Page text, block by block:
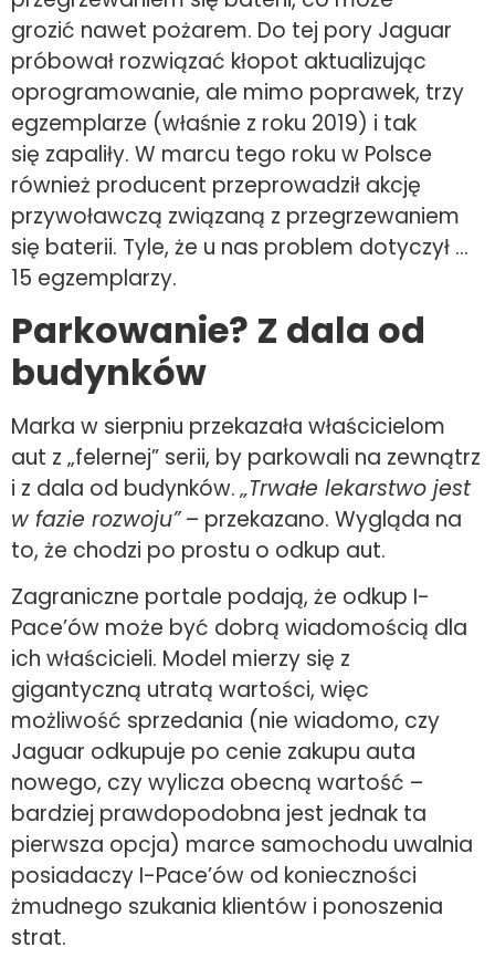
grozić nawet pożarem. Do tej pory Jaguar
próbował rozwiązać kłopot aktualizując
oprogramowanie, ale mimo poprawek, trzy
egzemplarze (właśnie z roku 2019) i tak
się zapaliły. W marcu tego roku w Polsce
również producent przeprowadził akcję
przywoławczą związaną z przegrzewaniem
się baterii. Tyle, że u nas problem dotyczył …
15 egzemplarzy.
Parkowanie? Z dala od
budynków
Marka w sierpniu przekazała właścicielom
aut z „felernej” serii, by parkowali na zewnątrz
i z dala od budynków.„Trwałe lekarstwo jest
w fazie rozwoju”– przekazano. Wygląda na
to, że chodzi po prostu o odkup aut.
Zagraniczne portale podają, że odkup I-
Pace’ów może być dobrą wiadomością dla
ich właścicieli. Model mierzy się z
gigantyczną utratą wartości, więc
możliwość sprzedania (nie wiadomo, czy
Jaguar odkupuje po cenie zakupu auta
nowego, czy wylicza obecną wartość –
bardziej prawdopodobna jest jednak ta
pierwsza opcja) marce samochodu uwalnia
posiadaczy I-Pace’ów od konieczności
żmudnego szukania klientów i ponoszenia
strat.